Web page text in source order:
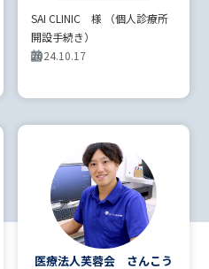
SAI CLINIC 様 （個人診療所
開設手続き）
2024.10.17
医療法人芙蓉会 さんこう